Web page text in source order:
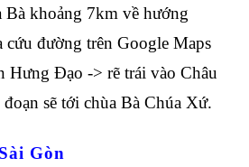
khoảng 7km về hướng
cứu đường trên Google Maps
Hưng Đạo -> rẽ trái vào Châu
sẽ tới chùa Bà Chúa Xứ.
Gòn